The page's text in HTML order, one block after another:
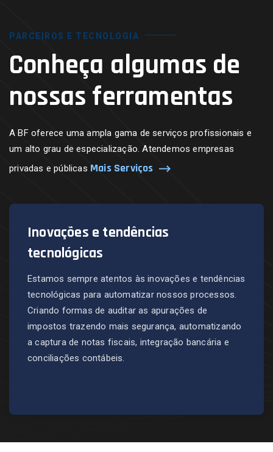
PARCEIROS E TECNOLOGIA
Conheça algumas de
nossas ferramentas
A BF oferece uma ampla gama de serviços profissionais e
um alto grau de especialização. Atendemos empresas
privadas e públicas Mais Serviços
Inovações e tendências
tecnológicas
Estamos sempre atentos às inovações e tendências
tecnológicas para automatizar nossos processos.
Criando formas de auditar as apurações de
impostos trazendo mais segurança, automatizando
a captura de notas fiscais, integração bancária e
conciliações contábeis.